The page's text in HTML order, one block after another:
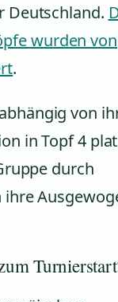
Deutschland.
wurden von
.
von
in Topf 4
durch